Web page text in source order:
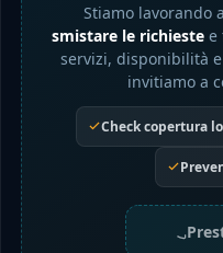
Stiamo lavorando
smistare le richiestee
servizi, disponibilità
invitiamo a
Check copertura